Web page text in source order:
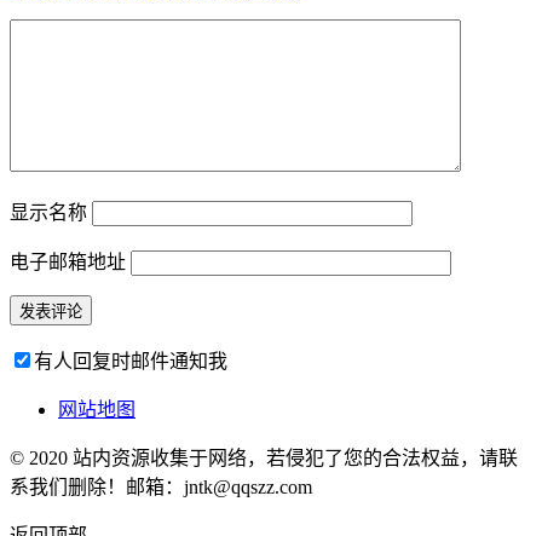
显示名称
电子邮箱地址
有人回复时邮件通知我
网站地图
© 2020 站内资源收集于网络，若侵犯了您的合法权益，请联
系我们删除！邮箱：jntk@qqszz.com